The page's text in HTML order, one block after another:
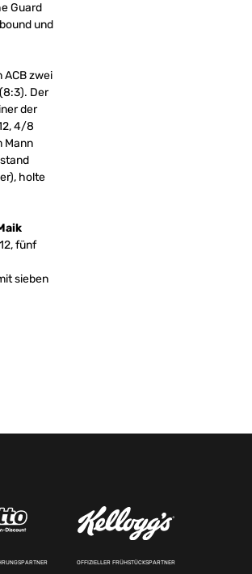
Guard
und
zwei
Der
der
4/8
Mann
holte
fünf
sieben
OFFIZIELLER FRÜHSTÜCKSPARTNER